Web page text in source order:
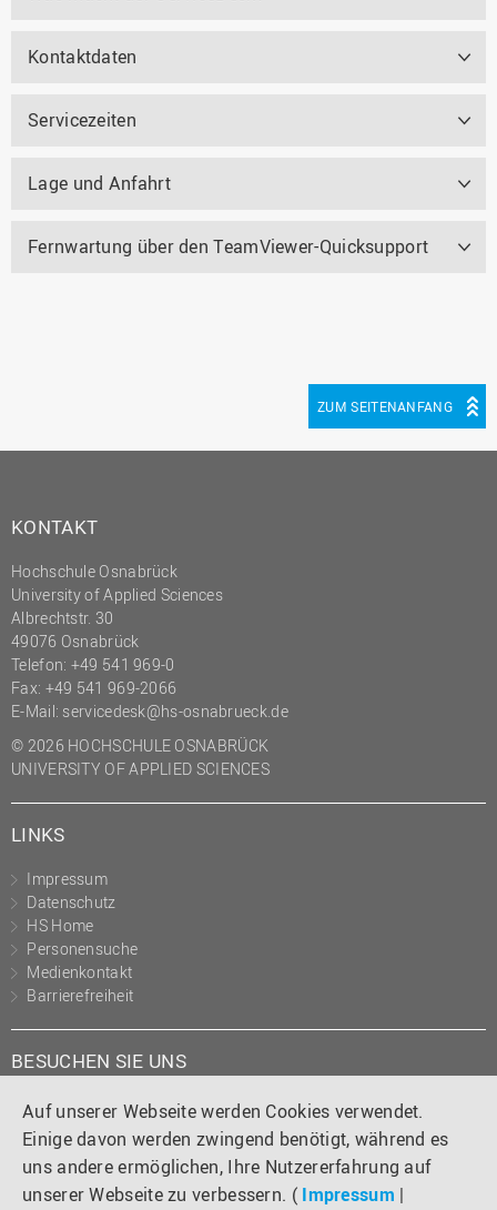
Auf unserer Webseite werden Cookies verwendet.
Einige davon werden zwingend benötigt, während es
uns andere ermöglichen, Ihre Nutzererfahrung auf
unserer Webseite zu verbessern. ( Impressum |
Kontaktdaten
Servicezeiten
Lage und Anfahrt
Fernwartung über den TeamViewer-Quicksupport
ZUM SEITENANFANG
KONTAKT
Hochschule Osnabrück
University of Applied Sciences
Albrechtstr. 30
49076 Osnabrück
Telefon: +49 541 969-0
Fax: +49 541 969-2066
E-Mail: servicedesk@hs-osnabrueck.de
© 2026 HOCHSCHULE OSNABRÜCK
UNIVERSITY OF APPLIED SCIENCES
LINKS
Impressum
Datenschutz
HS Home
Personensuche
Medienkontakt
Barrierefreiheit
BESUCHEN SIE UNS
Instagram
TiktokLinkedIn
YouTube
Facebook